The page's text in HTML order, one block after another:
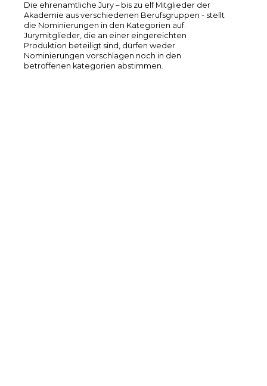
Die ehrenamtliche Jury – bis zu elf Mitglieder der
Akademie aus verschiedenen Berufsgruppen - stellt
die Nominierungen in den Kategorien auf.
Jurymitglieder, die an einer eingereichten
Produktion beteiligt sind, dürfen weder
Nominierungen vorschlagen noch in den
betroffenen kategorien abstimmen.